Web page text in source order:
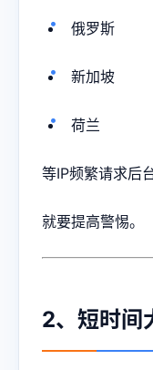
俄罗斯
新加坡
荷兰
等IP频繁请求后台
就要提高警惕。
2、短时间